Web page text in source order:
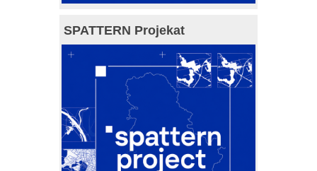
SPATTERN Projekat